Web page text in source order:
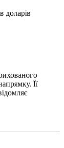
доларів
Її